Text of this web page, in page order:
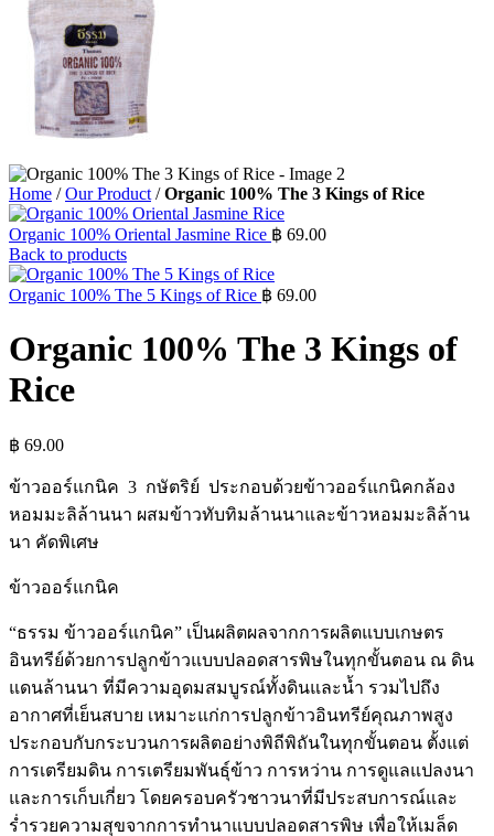
Home /Our Product /Organic 100% The 3 Kings of Rice
Organic 100% Oriental Jasmine Rice ฿ 69.00
Back to products
Organic 100% The 5 Kings of Rice ฿ 69.00
Organic 100% The 3 Kings of
Rice
฿ 69.00
ข้าวออร์แกนิค 3 กษัตริย์ ประกอบด้วยข้าวออร์แกนิคกล้อง
หอมมะลิล้านนา ผสมข้าวทับทิมล้านนาและข้าวหอมมะลิล้าน
นา คัดพิเศษ
ข้าวออร์แกนิค
“ธรรม ข้าวออร์แกนิค” เป็นผลิตผลจากการผลิตแบบเกษตร
อินทรีย์ด้วยการปลูกข้าวแบบปลอดสารพิษในทุกขั้นตอน ณ ดิน
แดนล้านนา ที่มีความอุดมสมบูรณ์ทั้งดินและน้ำ รวมไปถึง
อากาศที่เย็นสบาย เหมาะแก่การปลูกข้าวอินทรีย์คุณภาพสูง
ประกอบกับกระบวนการผลิตอย่างพิถีพิถันในทุกขั้นตอน ตั้งแต่
การเตรียมดิน การเตรียมพันธุ์ข้าว การหว่าน การดูแลแปลงนา
และการเก็บเกี่ยว โดยครอบครัวชาวนาที่มีประสบการณ์และ
ร่ำรวยความสุขจากการทำนาแบบปลอดสารพิษ เพื่อให้เมล็ด